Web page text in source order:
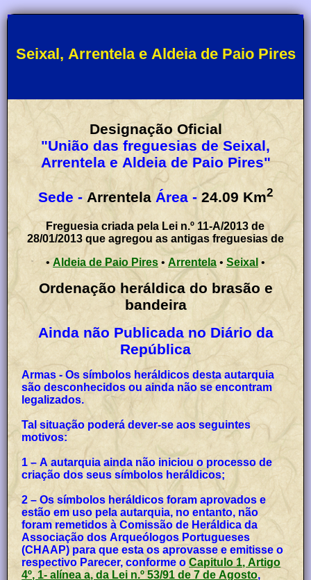
Seixal, Arrentela e Aldeia de Paio Pires
Designação Oficial
"União das freguesias de Seixal,
Arrentela e Aldeia de Paio Pires"
Sede - Arrentela Área - 24.09 Km2
Freguesia criada pela Lei n.º 11-A/2013 de
28/01/2013 que agregou as antigas freguesias de
•
Aldeia de Paio Pires • Arrentela • Seixal •
Ordenação heráldica do brasão e
bandeira
Ainda não Publicada no Diário da
República
Armas - Os símbolos heráldicos desta autarquia
são desconhecidos ou ainda não se encontram
legalizados.
Tal situação poderá dever-se aos seguintes
motivos:
1 – A autarquia ainda não iniciou o processo de
criação dos seus símbolos heráldicos;
2 – Os símbolos heráldicos foram aprovados e
estão em uso pela autarquia, no entanto, não
foram remetidos à Comissão de Heráldica da
Associação dos Arqueólogos Portugueses
(CHAAP) para que esta os aprovasse e emitisse o
respectivo Parecer, conforme oCapitulo 1, Artigo
4º, 1- alínea a, da Lei n.º 53/91 de 7 de Agosto,